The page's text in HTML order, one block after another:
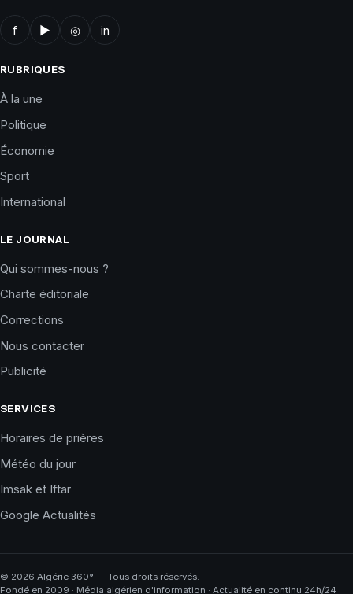
f ▶ ◎ in
RUBRIQUES
À la une
Politique
Économie
Sport
International
LE JOURNAL
Qui sommes-nous ?
Charte éditoriale
Corrections
Nous contacter
Publicité
SERVICES
Horaires de prières
Météo du jour
Imsak et Iftar
Google Actualités
© 2026 Algérie 360° — Tous droits réservés.
Fondé en 2009 · Média algérien d'information · Actualité en continu 24h/24